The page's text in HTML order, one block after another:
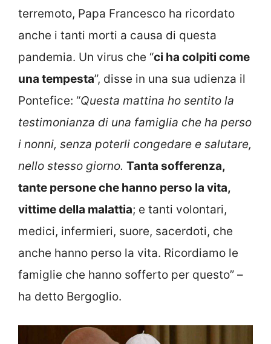
terremoto, Papa Francesco ha ricordato
anche i tanti morti a causa di questa
pandemia. Un virus che “ci ha colpiti come
una tempesta”, disse in una sua udienza il
Pontefice: “Questa mattina ho sentito la
testimonianza di una famiglia che ha perso
i nonni, senza poterli congedare e salutare,
nello stesso giorno. Tanta sofferenza,
tante persone che hanno perso la vita,
vittime della malattia; e tanti volontari,
medici, infermieri, suore, sacerdoti, che
anche hanno perso la vita. Ricordiamo le
famiglie che hanno sofferto per questo” –
ha detto Bergoglio.